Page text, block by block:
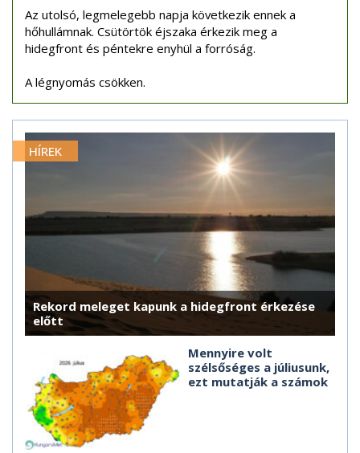
Az utolsó, legmelegebb napja következik ennek a
hőhullámnak. Csütörtök éjszaka érkezik meg a
hidegfront és péntekre enyhül a forróság.
A légnyomás csökken.
HÍREK
Rekord meleget kapunk a hidegfront érkezése
előtt
Mennyire volt
szélsőséges a júliusunk,
ezt mutatják a számok